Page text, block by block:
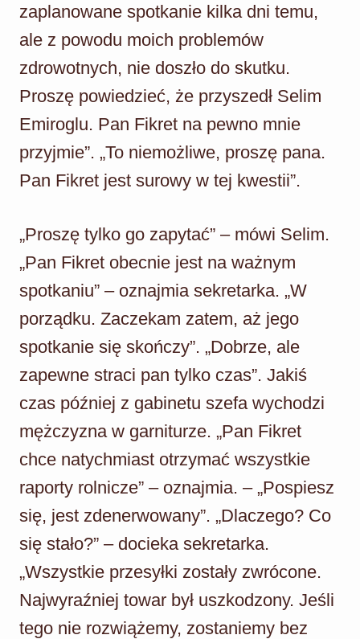
zaplanowane spotkanie kilka dni temu,
ale z powodu moich problemów
zdrowotnych, nie doszło do skutku.
Proszę powiedzieć, że przyszedł Selim
Emiroglu. Pan Fikret na pewno mnie
przyjmie”. „To niemożliwe, proszę pana.
Pan Fikret jest surowy w tej kwestii”.
„Proszę tylko go zapytać” – mówi Selim.
„Pan Fikret obecnie jest na ważnym
spotkaniu” – oznajmia sekretarka. „W
porządku. Zaczekam zatem, aż jego
spotkanie się skończy”. „Dobrze, ale
zapewne straci pan tylko czas”. Jakiś
czas później z gabinetu szefa wychodzi
mężczyzna w garniturze. „Pan Fikret
chce natychmiast otrzymać wszystkie
raporty rolnicze” – oznajmia. – „Pospiesz
się, jest zdenerwowany”. „Dlaczego? Co
się stało?” – docieka sekretarka.
„Wszystkie przesyłki zostały zwrócone.
Najwyraźniej towar był uszkodzony. Jeśli
tego nie rozwiążemy, zostaniemy bez